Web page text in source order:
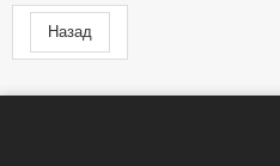
Назад